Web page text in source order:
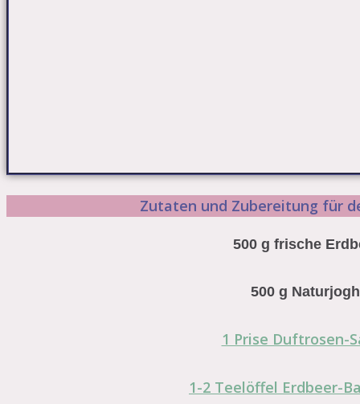
Zutaten und Zubereitung für
500 g frische
500 g
1 Prise Duftrosen-
1-2 Teelöffel Erdbeer-